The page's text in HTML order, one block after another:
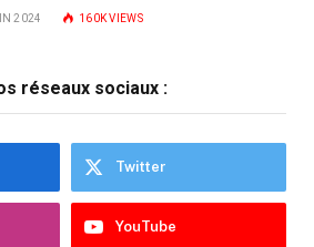
2024 160KVIEWS
réseaux sociaux :
Twitter
YouTube